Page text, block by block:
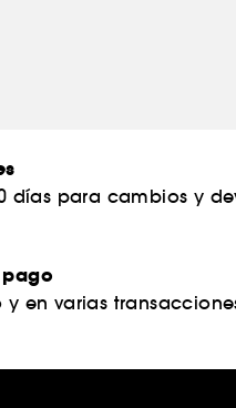
días para cambios y
y en varias